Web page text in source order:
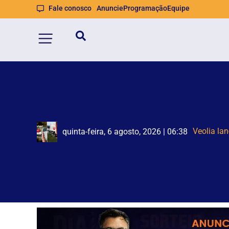
Fale conosco AnuncieProgramaçãoEquipe
quinta-feira, 6 agosto, 2026 | 05:27 Homem
Motorista